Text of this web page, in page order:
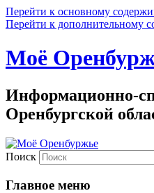
Перейти к основному
Перейти к дополнительному
Моё
Информационно-
Оренбургской
Поиск
Главное меню